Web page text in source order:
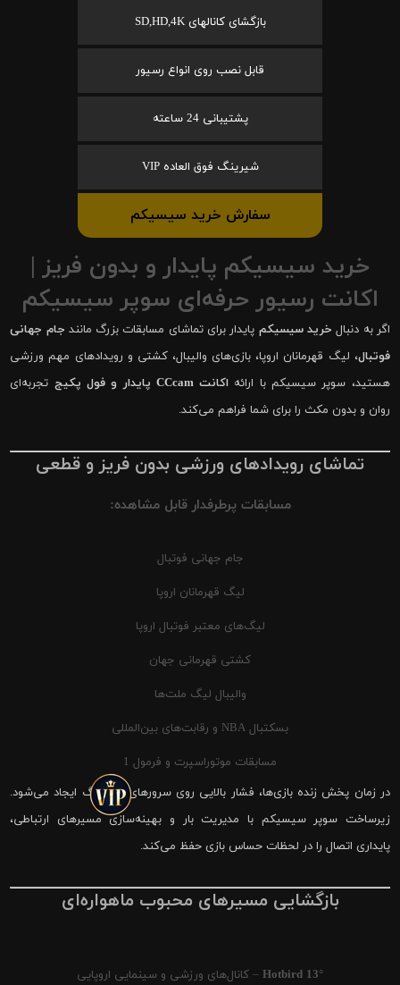
بازگشای کانالهای SD,HD,4K
قابل نصب روی انواع رسیور
پشتیبانی 24 ساعته
شیرینگ فوق العاده VIP
سفارش خرید سیسیکم
خرید سیسیکم پایدار و بدون فریز |
اکانت رسیور حرفه‌ای سوپر سیسیکم
اگر به دنبال خرید سیسیکم پایدار برای تماشای مسابقات بزرگ مانند جام جهانی
فوتبال، لیگ قهرمانان اروپا، بازی‌های والیبال، کشتی و رویدادهای مهم ورزشی
هستید، سوپر سیسیکم با ارائه اکانت CCcam پایدار و فول پکیج
تجربه‌ای
روان و بدون مکث را برای شما فراهم می‌کند.
تماشای رویدادهای ورزشی بدون فریز و قطعی
مسابقات پرطرفدار قابل مشاهده:
جام جهانی فوتبال
لیگ قهرمانان اروپا
لیگ‌های معتبر فوتبال اروپا
کشتی قهرمانی جهان
والیبال لیگ ملت‌ها
بسکتبال NBA و رقابت‌های بین‌المللی
مسابقات موتوراسپرت و فرمول 1
در زمان پخش زنده بازی‌ها، فشار بالایی روی سرورهای شیرینگ ایجاد می‌شود.
زیرساخت سوپر سیسیکم با مدیریت بار و بهینه‌سازی مسیرهای ارتباطی،
پایداری اتصال را در لحظات حساس بازی حفظ می‌کند.
بازگشایی مسیرهای محبوب ماهواره‌ای
Hotbird 13° – کانال‌های ورزشی و سینمایی اروپایی